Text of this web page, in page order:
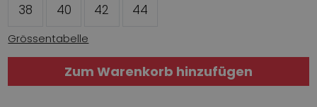
38 40 42 44
Grössentabelle
Zum Warenkorb hinzufügen